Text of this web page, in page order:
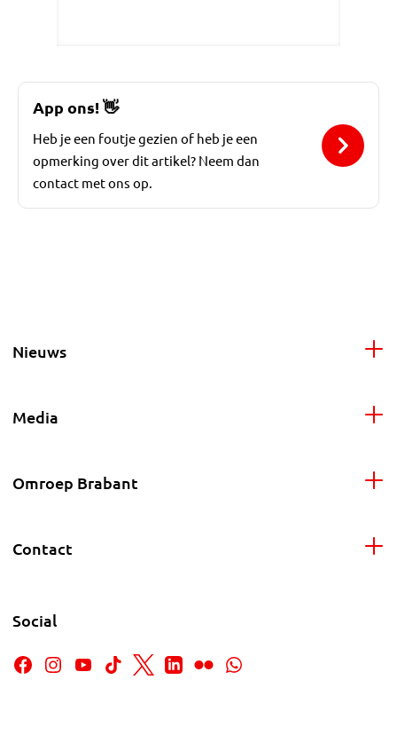
App ons!👋
Heb je een foutje gezien of heb je een
opmerking over dit artikel? Neem dan
contact met ons op.
Nieuws
Media
Omroep Brabant
Contact
Social